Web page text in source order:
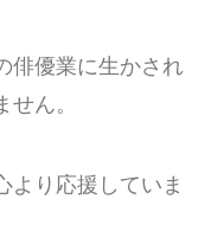
俳優業に生かされ
ん。
より応援していま